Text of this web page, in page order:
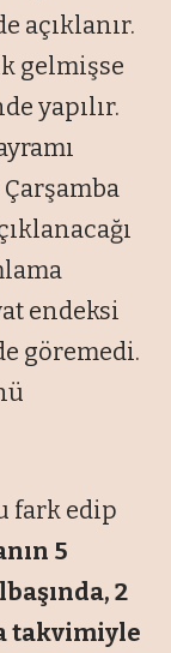
açıklanır.
gelmişse
yapılır.
endeksi
göremedi.
fark edip
5
2
takvimiyle